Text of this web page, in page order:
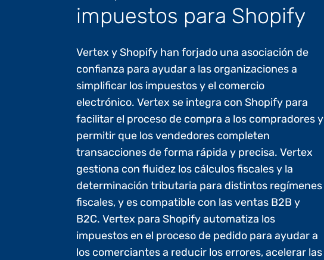
impuestos para Shopify
Vertex y Shopify han forjado una asociación de
confianza para ayudar a las organizaciones a
simplificar los impuestos y el comercio
electrónico. Vertex se integra con Shopify para
facilitar el proceso de compra a los compradores y
permitir que los vendedores completen
transacciones de forma rápida y precisa. Vertex
gestiona con fluidez los cálculos fiscales y la
determinación tributaria para distintos regímenes
fiscales, y es compatible con las ventas B2B y
B2C. Vertex para Shopify automatiza los
impuestos en el proceso de pedido para ayudar a
los comerciantes a reducir los errores, acelerar las